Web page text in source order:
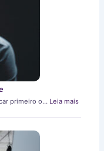
primeiro o… Leia mais